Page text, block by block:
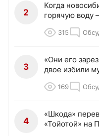
2
Когда
горячую воду
315
3
«Они его
двое избили
169
4
«Шкода»
«Тойотой» на